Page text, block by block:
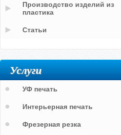
Производство изделий из
пластика
Статьи
Услуги
УФ печать
Интерьерная печать
Фрезерная резка